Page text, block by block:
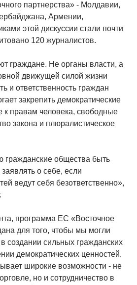
партнерства» - Молдавии,
Армении,
этой дискуссии стали почти
120 журналистов.
граждане. Не органы власти, а
движущей силой жизни
и ответственность граждан
закрепить демократические
к правам человека, свободные
закона и плюралистическое
гражданские общества быть
о себе, если
ведут себя безответственно»,
программа ЕС «Восточное
для того, чтобы мы могли
в создании сильных гражданских
демократических ценностей.
широкие возможности - не
но и сотрудничество в